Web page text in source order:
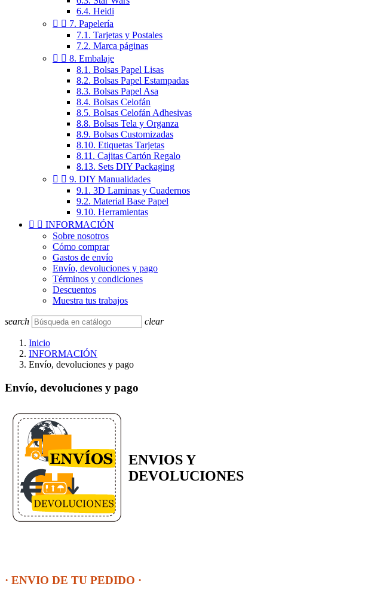
6.4. Heidi
  7. Papelería
7.1. Tarjetas y Postales
7.2. Marca páginas
  8. Embalaje
8.1. Bolsas Papel Lisas
8.2. Bolsas Papel Estampadas
8.3. Bolsas Papel Asa
8.4. Bolsas Celofán
8.5. Bolsas Celofán Adhesivas
8.8. Bolsas Tela y Organza
8.9. Bolsas Customizadas
8.10. Etiquetas Tarjetas
8.11. Cajitas Cartón Regalo
8.13. Sets DIY Packaging
  9. DIY Manualidades
9.1. 3D Laminas y Cuadernos
9.2. Material Base Papel
9.10. Herramientas
  INFORMACIÓN
Sobre nosotros
Cómo comprar
Gastos de envío
Envío, devoluciones y pago
Términos y condiciones
Descuentos
Muestra tus trabajos
search clear
Inicio
INFORMACIÓN
Envío, devoluciones y pago
Envío, devoluciones y pago
ENVIOS Y
DEVOLUCIONES
· ENVIO DE TU PEDIDO ·